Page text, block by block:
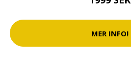
MER INFO!